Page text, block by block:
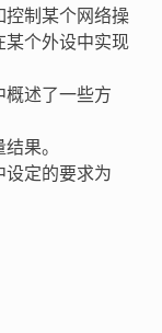
控制某个网络操
某个外设中实现
概述了一些方
果。
设定的要求为